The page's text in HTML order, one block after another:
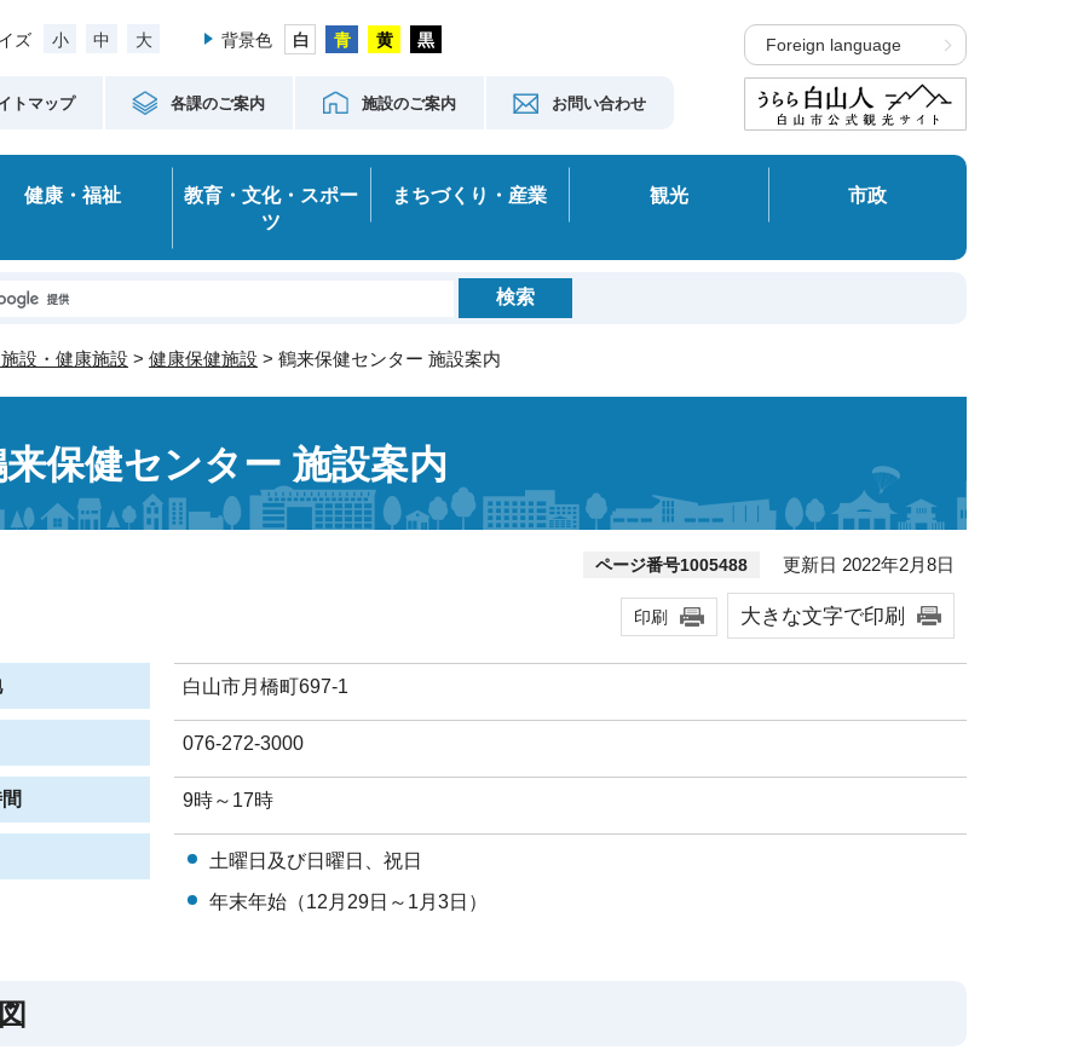
ズ 小 中 大 背景色
トマップ 各課のご案内 施設のご案内 お問い合わせ
Foreign language
健康・福祉
教育・文化・スポー
ツ
まちづくり・産業 観光 市政
設・健康施設 > 健康保健施設 > 鶴来保健センター 施設案内
保健センター 施設案内
ページ番号1005488 更新日 2022年2月8日
印刷 大きな文字で印刷
白山市月橋町697-1
076-272-3000
9時～17時
土曜日及び日曜日、祝日
年末年始（12月29日～1月3日）